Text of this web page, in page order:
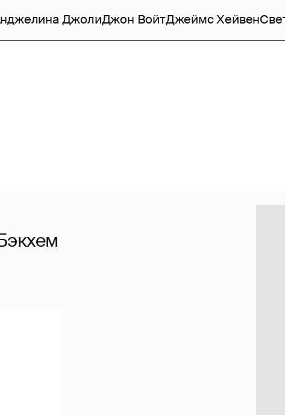
ДжолиДжон ВойтДжеймс Хейвен